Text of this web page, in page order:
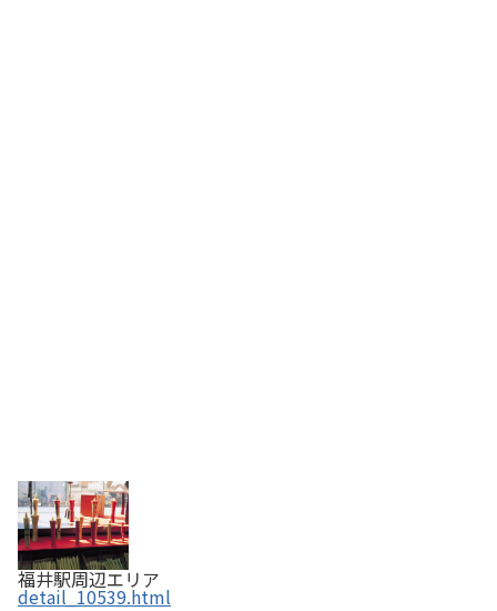
福井駅周辺エリア
detail_10539.html